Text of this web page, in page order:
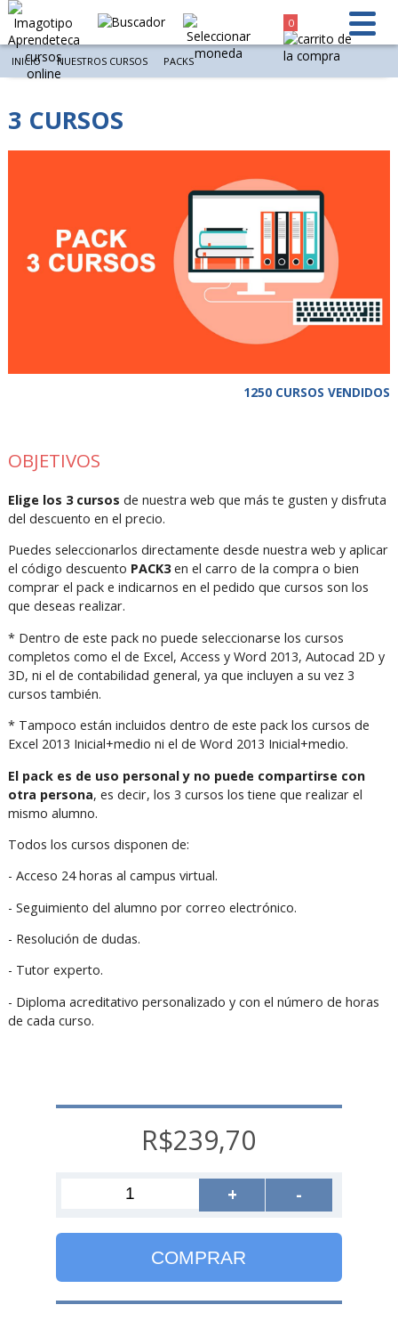
0
INICIO NUESTROS CURSOS PACKS
3 CURSOS
1250 CURSOS VENDIDOS
OBJETIVOS
Elige los 3 cursos de nuestra web que más te gusten y disfruta
del descuento en el precio.
Puedes seleccionarlos directamente desde nuestra web y aplicar
el código descuento PACK3en el carro de la compra o bien
comprar el pack e indicarnos en el pedido que cursos son los
que deseas realizar.
* Dentro de este pack no puede seleccionarse los cursos
completos como el de Excel, Access y Word 2013, Autocad 2D y
3D, ni el de contabilidad general, ya que incluyen a su vez 3
cursos también.
* Tampoco están incluidos dentro de este pack los cursos de
Excel 2013 Inicial+medio ni el de Word 2013 Inicial+medio.
El pack es de uso personal y no puede compartirse con
otra persona, es decir, los 3 cursos los tiene que realizar el
mismo alumno.
Todos los cursos disponen de:
- Acceso 24 horas al campus virtual.
- Seguimiento del alumno por correo electrónico.
- Resolución de dudas.
- Tutor experto.
- Diploma acreditativo personalizado y con el número de horas
de cada curso.
R$239,70
+ -
COMPRAR